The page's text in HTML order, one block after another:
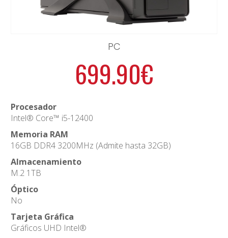
PC
699.90€
Procesador
Intel® Core™ i5-12400
Memoria RAM
16GB DDR4 3200MHz (Admite hasta 32GB)
Almacenamiento
M.2 1TB
Óptico
No
Tarjeta Gráfica
Gráficos UHD Intel®